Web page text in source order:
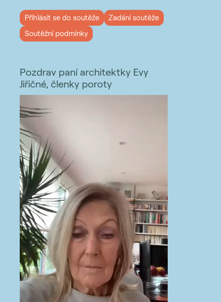
Přihlásit se do soutěže
Zadání soutěže
Soutěžní podmínky
Pozdrav paní architektky Evy
Jiřičné, členky poroty